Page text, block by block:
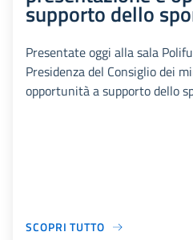
supporto dello
Presentate oggi alla sala
Presidenza del Consiglio dei
opportunità a supporto dello
SCOPRI TUTTO